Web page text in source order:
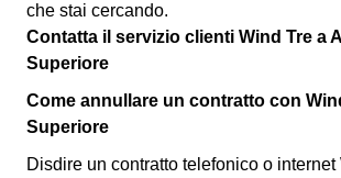
che stai cercando.
Contatta il servizio clienti Wind Tre a
Superiore
Come annullare un contratto con
Superiore
Disdire un contratto telefonico o internet